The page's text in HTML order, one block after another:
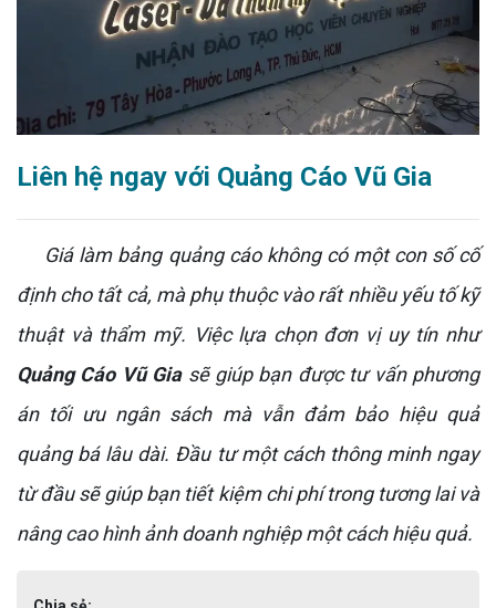
Liên hệ ngay với Quảng Cáo Vũ Gia
Giá làm bảng quảng cáo không có một con số cố
định cho tất cả, mà phụ thuộc vào rất nhiều yếu tố kỹ
thuật và thẩm mỹ. Việc lựa chọn đơn vị uy tín như
Quảng Cáo Vũ Giasẽ giúp bạn được tư vấn phương
án tối ưu ngân sách mà vẫn đảm bảo hiệu quả
quảng bá lâu dài. Đầu tư một cách thông minh ngay
từ đầu sẽ giúp bạn tiết kiệm chi phí trong tương lai và
nâng cao hình ảnh doanh nghiệp một cách hiệu quả.